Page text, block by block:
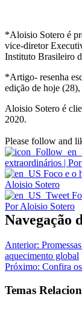
*Aloisio Sotero é
vice-diretor
Instituto Brasileiro
*Artigo- resenha
edição de hoje
Aloisio Sotero é
2020.
Please follow and
Navegação
Anterior:
aquecimento global
Próximo: Confira
Temas